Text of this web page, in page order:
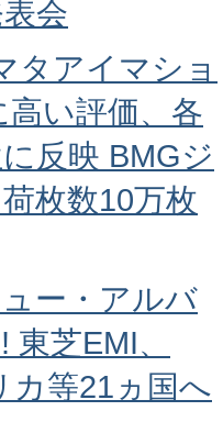
会
タアイマショ
高い評価、各
反映 BMGジ
枚数10万枚
ー・アルバ
芝EMI、
カ等21ヵ国へ